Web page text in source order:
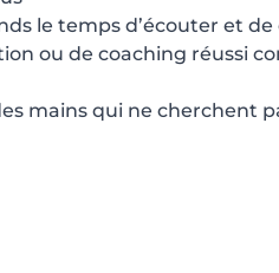
le temps d’écouter et
ou de coaching réussi
mains qui ne cherchent